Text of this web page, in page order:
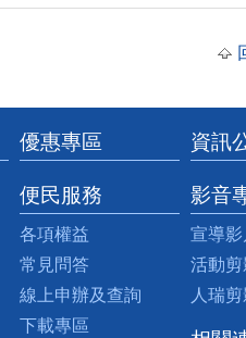
優惠專區 資訊
便民服務
各項權益
常見問答
線上申辦及查詢
下載專區
影音
宣導影
活動剪
人瑞